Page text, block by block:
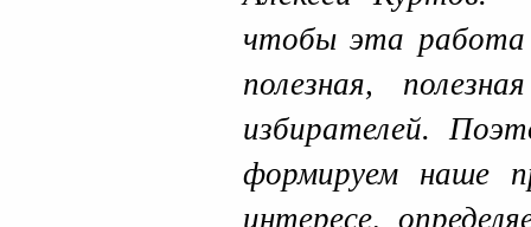
чтобы эта работа
полезная,
избирателей.
формируем наше
интересе,